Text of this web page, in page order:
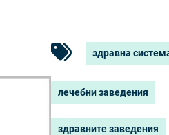
здравна
лечебни заведения
здравните заведения